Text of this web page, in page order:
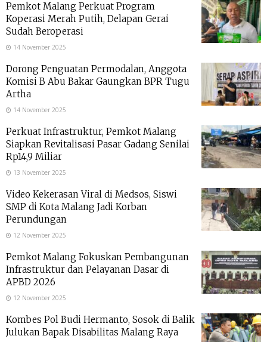
Pemkot Malang Perkuat Program
Koperasi Merah Putih, Delapan Gerai
Sudah Beroperasi
14 November 2025
Dorong Penguatan Permodalan, Anggota
Komisi B Abu Bakar Gaungkan BPR Tugu
Artha
14 November 2025
Perkuat Infrastruktur, Pemkot Malang
Siapkan Revitalisasi Pasar Gadang Senilai
Rp14,9 Miliar
13 November 2025
Video Kekerasan Viral di Medsos, Siswi
SMP di Kota Malang Jadi Korban
Perundungan
12 November 2025
Pemkot Malang Fokuskan Pembangunan
Infrastruktur dan Pelayanan Dasar di
APBD 2026
12 November 2025
Kombes Pol Budi Hermanto, Sosok di Balik
Julukan Bapak Disabilitas Malang Raya